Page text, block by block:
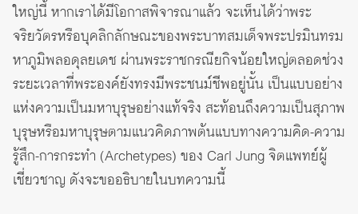
ใหญ่นี้ หากเราได้มีโอกาสพิจารณาแล้ว จะเห็นได้ว่าพระ
จริยวัตรหรือบุคลิกลักษณะของพระบาทสมเด็จพระปรมินทรม
หาภูมิพลอดุลยเดช ผ่านพระราชกรณียกิจน้อยใหญ่ตลอดช่วง
ระยะเวลาที่พระองค์ยังทรงมีพระชนม์ชีพอยู่นั้น เป็นแบบอย่าง
แห่งความเป็นมหาบุรุษอย่างแท้จริง สะท้อนถึงความเป็นสุภาพ
บุรุษหรือมหาบุรุษตามแนวคิดภาพต้นแบบทางความคิด-ความ
รู้สึก-การกระทำ (Archetypes) ของ Carl Jung จิตแพทย์ผู้
เชี่ยวชาญ ดังจะขออธิบายในบทความนี้